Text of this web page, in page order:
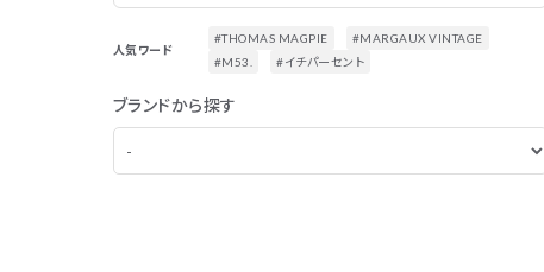
人気ワード
#THOMAS MAGPIE
#MARGAUX VINTAGE
#M53.
#イチパーセント
ブランドから探す